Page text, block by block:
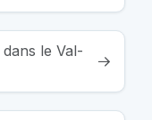
le Val-